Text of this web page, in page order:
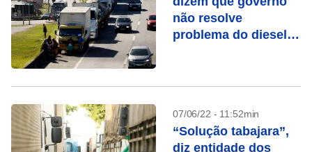
não resolve
problema do diesel e
07/06/22 - 11:52min
“Solução tabajara”,
diz entidade dos